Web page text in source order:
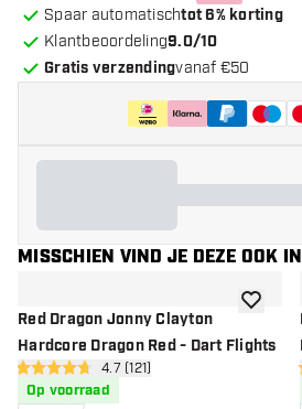
Spaar automatischtot 6% korting
Klantbeoordeling9.0/10
Gratis verzendingvanaf €50
MISSCHIEN VIND JE DEZE OOK
Red Dragon Jonny Clayton
Hardcore Dragon Red - Dart Flights
open reviews drawer
4.7 score sterren4.7 (121)
Op voorraad